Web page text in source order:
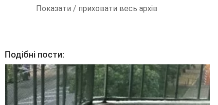
Показати / приховати весь архів
Подібні пости: